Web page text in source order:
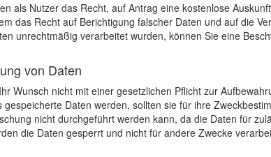
als Nutzer das Recht, auf Antrag eine kostenlose
das Recht auf Berichtigung falscher Daten und auf die
unrechtmäßig verarbeitet wurden, können Sie eine
von Daten
Wunsch nicht mit einer gesetzlichen Pflicht zur
gespeicherte Daten werden, sollten sie für ihre
nicht durchgeführt werden kann, da die Daten für
die Daten gesperrt und nicht für andere Zwecke